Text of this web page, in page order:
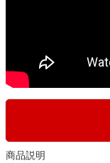
商品説明